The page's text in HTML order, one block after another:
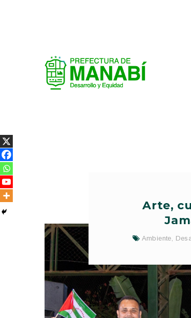
Arte,
Ambiente,